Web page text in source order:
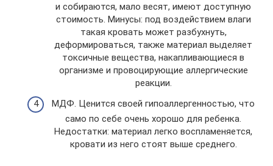
и собираются, мало весят, имеют доступную
стоимость. Минусы: под воздействием влаги
такая кровать может разбухнуть,
деформироваться, также материал выделяет
токсичные вещества, накапливающиеся в
организме и провоцирующие аллергические
реакции.
МДФ. Ценится своей гипоаллергенностью, что
само по себе очень хорошо для ребенка.
Недостатки: материал легко воспламеняется,
кровати из него стоят выше среднего.